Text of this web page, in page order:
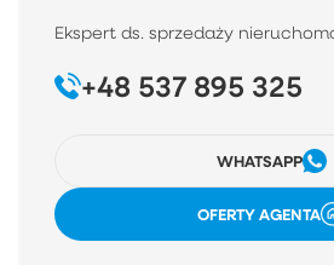
Ekspert ds. sprzedaży
+48 537 895 325
WHATSAPP
OFERTY AGENTA